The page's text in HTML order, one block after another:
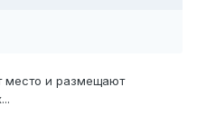
место и размещают